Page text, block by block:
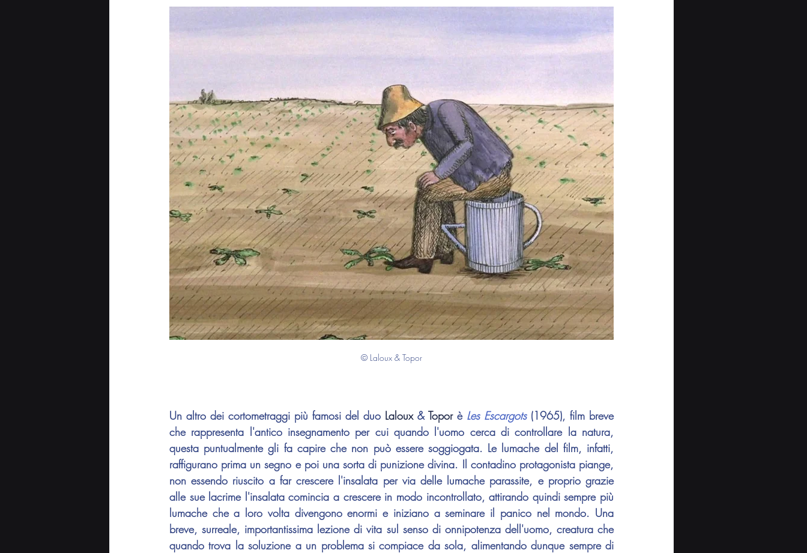
© Laloux & Topor
Un altro dei cortometraggi più famosi del duo Laloux & Topor è Les Escargots (1965), film breve
che rappresenta l'antico insegnamento per cui quando l'uomo cerca di controllare la natura,
questa puntualmente gli fa capire che non può essere soggiogata. Le lumache del film, infatti,
raffigurano prima un segno e poi una sorta di punizione divina. Il contadino protagonista piange,
non essendo riuscito a far crescere l'insalata per via delle lumache parassite, e proprio grazie
alle sue lacrime l'insalata comincia a crescere in modo incontrollato, attirando quindi sempre più
lumache che a loro volta divengono enormi e iniziano a seminare il panico nel mondo. Una
breve, surreale, importantissima lezione di vita sul senso di onnipotenza dell'uomo, creatura che
quando trova la soluzione a un problema si compiace da sola, alimentando dunque sempre di